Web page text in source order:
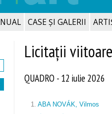
CASE ȘI GALERII
Licitații viitoare
QUADRO - 12 iulie 2026
1. ABA NOVÁK, Vilmos